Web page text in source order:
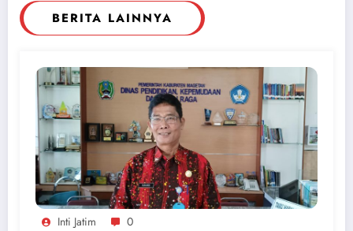
BERITA LAINNYA
Inti Jatim 0